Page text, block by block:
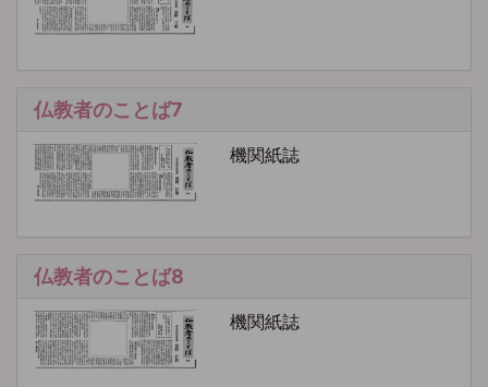
仏教者のことば7
機関紙誌
仏教者のことば8
機関紙誌